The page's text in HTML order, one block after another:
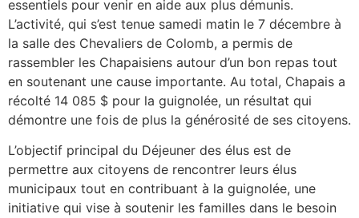
essentiels pour venir en aide aux plus démunis.
L’activité, qui s’est tenue samedi matin le 7 décembre à
la salle des Chevaliers de Colomb, a permis de
rassembler les Chapaisiens autour d’un bon repas tout
en soutenant une cause importante. Au total, Chapais a
récolté 14 085 $ pour la guignolée, un résultat qui
démontre une fois de plus la générosité de ses citoyens.
L’objectif principal du Déjeuner des élus est de
permettre aux citoyens de rencontrer leurs élus
municipaux tout en contribuant à la guignolée, une
initiative qui vise à soutenir les familles dans le besoin